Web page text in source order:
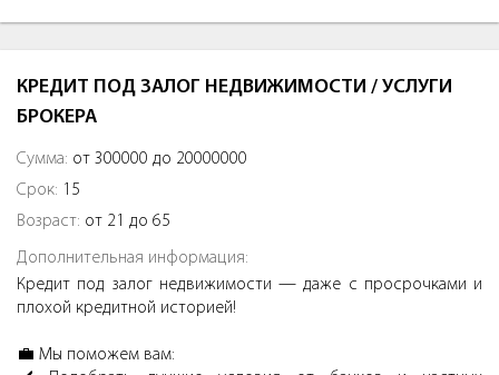
КРЕДИТ ПОД ЗАЛОГ НЕДВИЖИМОСТИ / УСЛУГИ
БРОКЕРА
Сумма: от 300000 до 20000000
Срок: 15
Возраст: от 21 до 65
Дополнительная информация:
Кредит под залог недвижимости — даже с просрочками и
плохой кредитной историей!
💼 Мы поможем вам: